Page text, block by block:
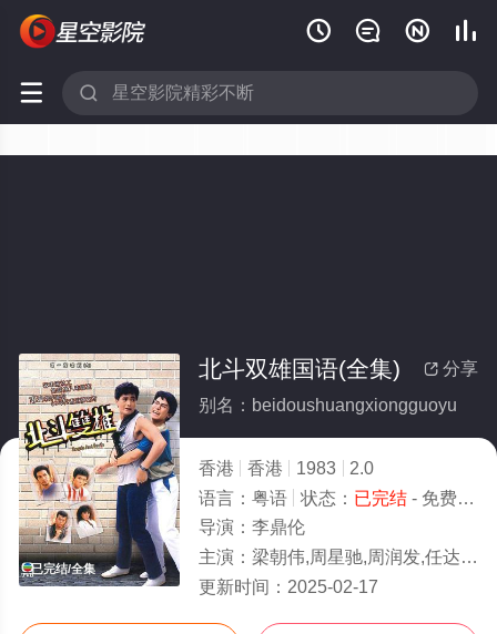
   
 
已完结/全集
 分享
北斗双雄国语(全集)
别名：beidoushuangxiongguoyu
香港 香港 1983
2.0
语言： 粤语 状态： 已完结- 免费在线观看
导演： 李鼎伦
主演： 梁朝伟,周星驰,周润发,任达华,陈秀珠
更新时间： 2025-02-17